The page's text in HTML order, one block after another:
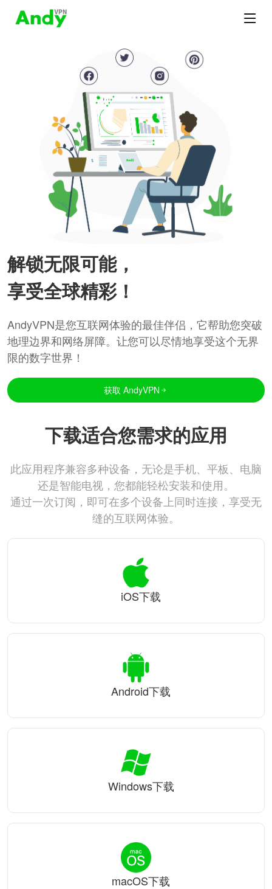
解锁无限可能，
享受全球精彩！
AndyVPN是您互联网体验的最佳伴侣，它帮助您突破
地理边界和网络屏障。让您可以尽情地享受这个无界
限的数字世界！
获取 AndyVPN
下载适合您需求的应用
此应用程序兼容多种设备，无论是手机、平板、电脑
还是智能电视，您都能轻松安装和使用。
通过一次订阅，即可在多个设备上同时连接，享受无
缝的互联网体验。
iOS下载
Android下载
Windows下载
macOS下载